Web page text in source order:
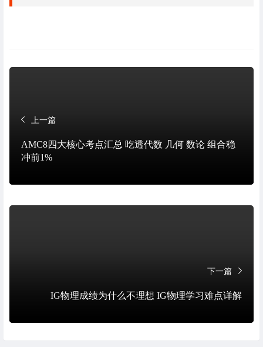
上一篇
AMC8四大核心考点汇总 吃透代数 几何 数论 组合稳
冲前1%
下一篇
IG物理成绩为什么不理想 IG物理学习难点详解